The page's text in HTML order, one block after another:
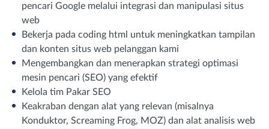
pencari Google melalui integrasi dan manipulasi situs
web
Bekerja pada coding html untuk meningkatkan tampilan
dan konten situs web pelanggan kami
Mengembangkan dan menerapkan strategi optimasi
mesin pencari (SEO) yang efektif
Kelola tim Pakar SEO
Keakraban dengan alat yang relevan (misalnya
Konduktor, Screaming Frog, MOZ) dan alat analisis web